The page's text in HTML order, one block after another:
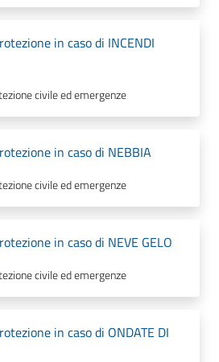
in caso di INCENDI
civile ed emergenze
in caso di NEBBIA
civile ed emergenze
in caso di NEVE GELO
civile ed emergenze
in caso di ONDATE DI